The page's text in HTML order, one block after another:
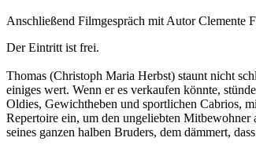
Anschließend Filmgespräch mit Autor Clemente
Der Eintritt ist frei.
Thomas (Christoph Maria Herbst) staunt nicht
einiges wert. Wenn er es verkaufen könnte,
Oldies, Gewichtheben und sportlichen Cabrios,
Repertoire ein, um den ungeliebten
seines ganzen halben Bruders, dem dämmert,